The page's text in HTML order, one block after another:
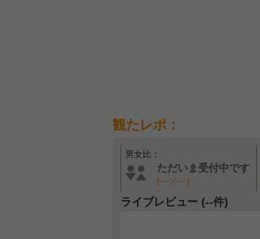
観たレポ：
男女比：
ただいま受付中です
[---／---]
ライブレビュー (--件)